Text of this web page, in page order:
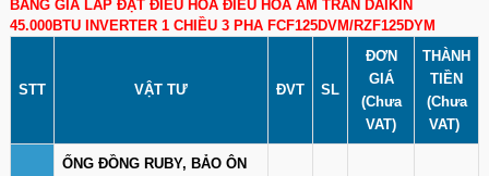
BẢNG GIÁ LẮP ĐẶT ĐIỀU HÒA ĐIỀU HÒA ÂM TRẦN DAIKIN
45.000BTU INVERTER 1 CHIỀU 3 PHA FCF125DVM/RZF125DYM
STT VẬT TƯ ĐVT SL
ĐƠN
GIÁ
(Chưa
VAT)
THÀNH
TIỀN
(Chưa
VAT)
ỐNG ĐỒNG RUBY, BẢO ÔN